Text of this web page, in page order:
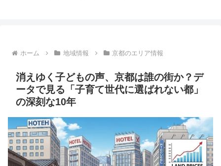
ホーム 地域情報 京都のエリア情報
消えゆく子どもの声、京都は誰の街か？デ
ータで見る「子育て世代に選ばれない都」
の深刻な10年